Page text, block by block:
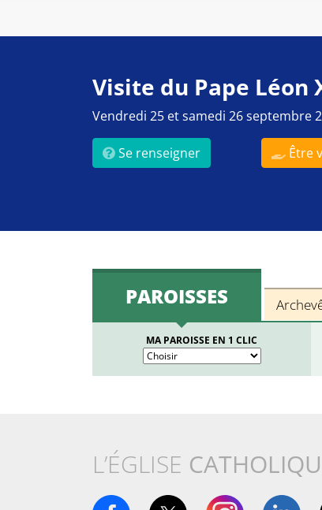
Visite du Pape Léon
Vendredi 25 et samedi 26 septembre
Se renseigner Être
PAROISSES
MA PAROISSE EN 1 CLIC
L’ÉGLISE